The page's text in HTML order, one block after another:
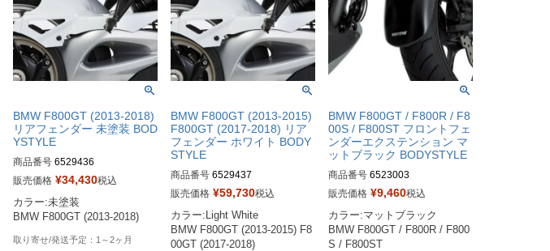
BMW F800GT (2013-2018)
リアフェンダー 未塗装 BOD
YSTYLE
商品番号 6529436
販売価格 ¥34,430税込
カラー:未塗装
BMW F800GT (2013-2018)
1～2ヶ月
BMW F800GT (2013-2015)
F800GT (2017-2018) リア
フェンダー ホワイト BODY
STYLE
商品番号 6529437
販売価格 ¥59,730税込
カラー:Light White
BMW F800GT (2013-2015) F8
00GT (2017-2018)
BMW F800GT / F800R / F8
00S / F800ST フロントフェ
ンダーエクステンション マ
ットブラック BODYSTYLE
商品番号 6523003
販売価格 ¥9,460税込
カラー:マットブラック
BMW F800GT / F800R / F800
S / F800ST